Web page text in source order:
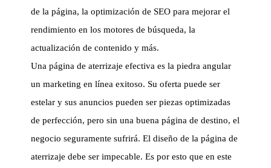
de la página, la optimización de SEO para mejorar el
rendimiento en los motores de búsqueda, la
actualización de contenido y más.
Una página de aterrizaje efectiva es la piedra angular
un marketing en línea exitoso. Su oferta puede ser
estelar y sus anuncios pueden ser piezas optimizadas
de perfección, pero sin una buena página de destino, el
negocio seguramente sufrirá. El diseño de la página de
aterrizaje debe ser impecable. Es por esto que en este